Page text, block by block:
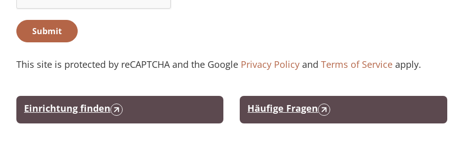
Submit
This site is protected by reCAPTCHA and the Google Privacy Policy and Terms of Service apply.
Einrichtung finden Häufige Fragen